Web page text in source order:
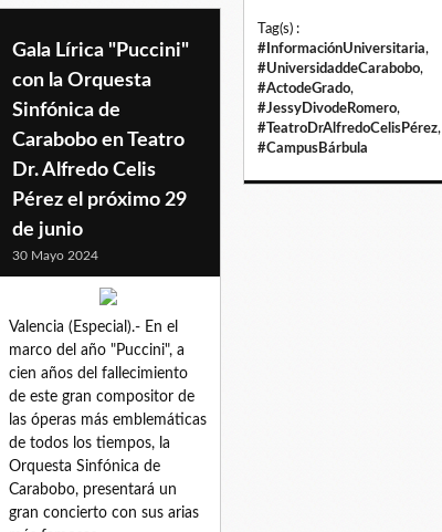
Tag(s) :
#InformaciónUniversitaria,
#UniversidaddeCarabobo,
#ActodeGrado,
#JessyDivodeRomero,
#TeatroDrAlfredoCelisPérez,
#CampusBárbula
Gala Lírica "Puccini"
con la Orquesta
Sinfónica de
Carabobo en Teatro
Dr. Alfredo Celis
Pérez el próximo 29
de junio
30 Mayo 2024
Valencia (Especial).- En el
marco del año "Puccini", a
cien años del fallecimiento
de este gran compositor de
las óperas más emblemáticas
de todos los tiempos, la
Orquesta Sinfónica de
Carabobo, presentará un
gran concierto con sus arias